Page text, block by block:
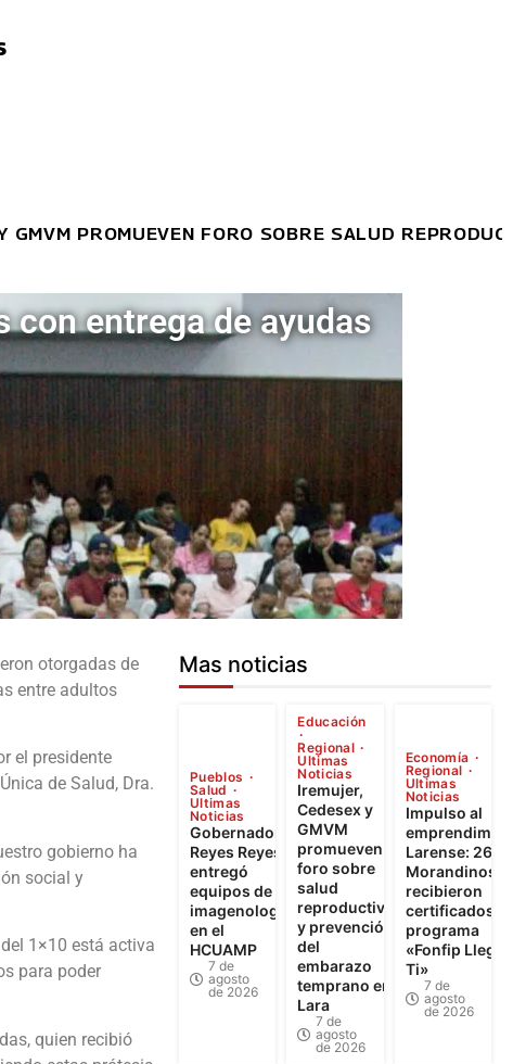
FORO SOBRE SALUD REPRODUCTIVA Y
con entrega de ayudas
otorgadas de
entre adultos
el presidente
de Salud, Dra.
gobierno ha
social y
1×10 está activa
para poder
quien recibió
Mas noticias
Pueblos
Salud
Ultimas
Noticias
Gobernador
Reyes Reyes
entregó
equipos de
imagenología
en el
HCUAMP
7 de
agosto
de 2026
Educación
Regional
Ultimas
Noticias
Iremujer,
Cedesex y
GMVM
promueven
foro sobre
salud
reproductiva
y prevención
del
embarazo
temprano en
Lara
7 de
agosto
de 2026
Economía
Regional
Ultimas
Noticias
Impulso al
Larense: 262
Morandinos
recibieron
certificados
programa
«Fonfip Llega
Ti»
7 de
agosto
de 2026